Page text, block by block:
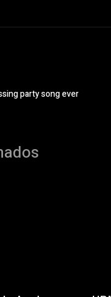
party song ever